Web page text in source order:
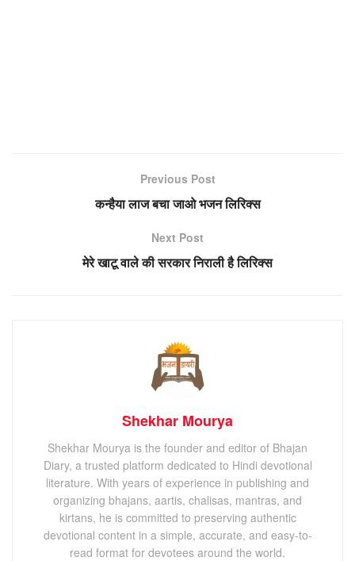
Previous Post
कन्हैया लाज बचा जाओ भजन लिरिक्स
Next Post
मेरे खाटू वाले की सरकार निराली है लिरिक्स
Shekhar Mourya
Shekhar Mourya is the founder and editor of Bhajan
Diary, a trusted platform dedicated to Hindi devotional
literature. With years of experience in publishing and
organizing bhajans, aartis, chalisas, mantras, and
kirtans, he is committed to preserving authentic
devotional content in a simple, accurate, and easy-to-
read format for devotees around the world.